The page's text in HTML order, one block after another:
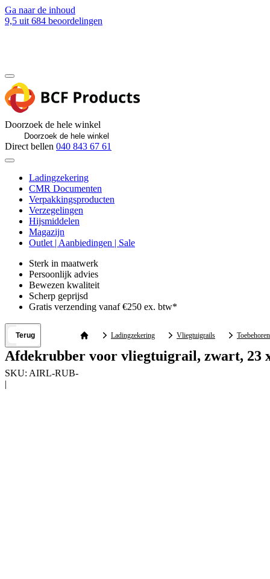
Ga naar de inhoud
9,5 uit 684 beoordelingen
Doorzoek de hele winkel
Direct bellen 040 843 67 61
Ladingzekering
CMR Documenten
Verpakkingsproducten
Verzegelingen
Hijsmiddelen
Magazijn
Outlet | Aanbiedingen | Sale
Sterk in maatwerk
Persoonlijk advies
Bewezen kwaliteit
Scherp geprijsd
Gratis verzending vanaf €250 ex. btw*
Terug Ladingzekering Vliegtuigrails Toebehoren
Afdekrubber voor vliegtuigrail, zwart, 23
SKU: AIRL-RUB-
|